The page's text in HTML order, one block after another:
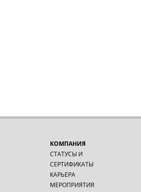
КОМПАНИЯ
СТАТУСЫ И
СЕРТИФИКАТЫ
КАРЬЕРА
МЕРОПРИЯТИЯ